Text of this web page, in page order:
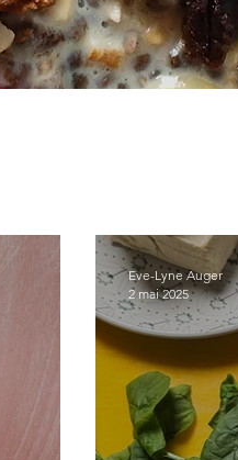
Eve-Lyne Auger
2 mai 2025